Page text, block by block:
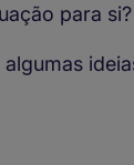
para si?